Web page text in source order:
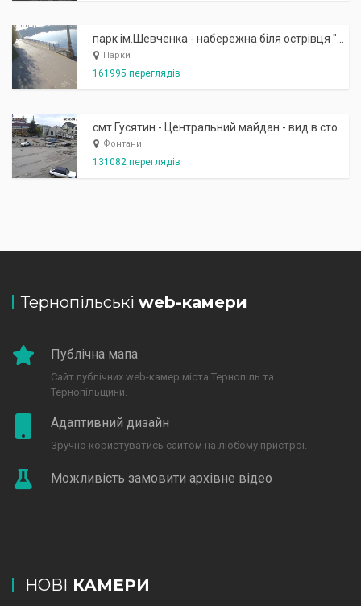
Парки
161995 переглядів
Фонтани
131082 переглядів
Тернопільські web-камери
Публічна мапа
Сайт публічних web-камер міста Тернопіль та
Тернопільщини.
Адаптивний дизайн
Зручно користуватись сайтом на любому пристрої.
Можливість замовити архівне відео
НОВІ КАМЕРИ